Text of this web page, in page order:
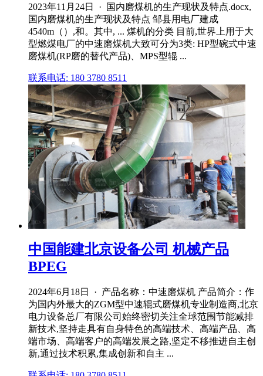
2023年11月24日 · 国内磨煤机的生产现状及特点.docx,
国内磨煤机的生产现状及特点 邹县用电厂建成
4540m（）,和。其中, ... 煤机的分类 目前,世界上用于大
型燃煤电厂的中速磨煤机大致可分为3类: HP型碗式中速
磨煤机(RP磨的替代产品)、MPS型辊 ...
联系电话: 180 3780 8511
中国能建北京设备公司 机械产品
BPEG
2024年6月18日 · 产品名称：中速磨煤机 产品简介：作
为国内外最大的ZGM型中速辊式磨煤机专业制造商,北京
电力设备总厂有限公司始终密切关注全球范围节能减排
新技术,坚持走具有自身特色的高端技术、高端产品、高
端市场、高端客户的高端发展之路,坚定不移推进自主创
新,通过技术积累,集成创新和自主 ...